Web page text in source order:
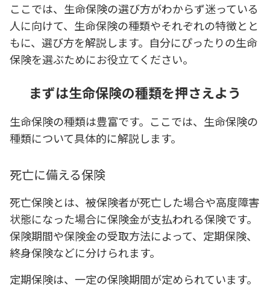
ここでは、生命保険の選び方がわからず迷っている
人に向けて、生命保険の種類やそれぞれの特徴とと
もに、選び方を解説します。自分にぴったりの生命
保険を選ぶためにお役立てください。
まずは生命保険の種類を押さえよう
生命保険の種類は豊富です。ここでは、生命保険の
種類について具体的に解説します。
死亡に備える保険
死亡保険とは、被保険者が死亡した場合や高度障害
状態になった場合に保険金が支払われる保険です。
保険期間や保険金の受取方法によって、定期保険、
終身保険などに分けられます。
定期保険は、一定の保険期間が定められています。